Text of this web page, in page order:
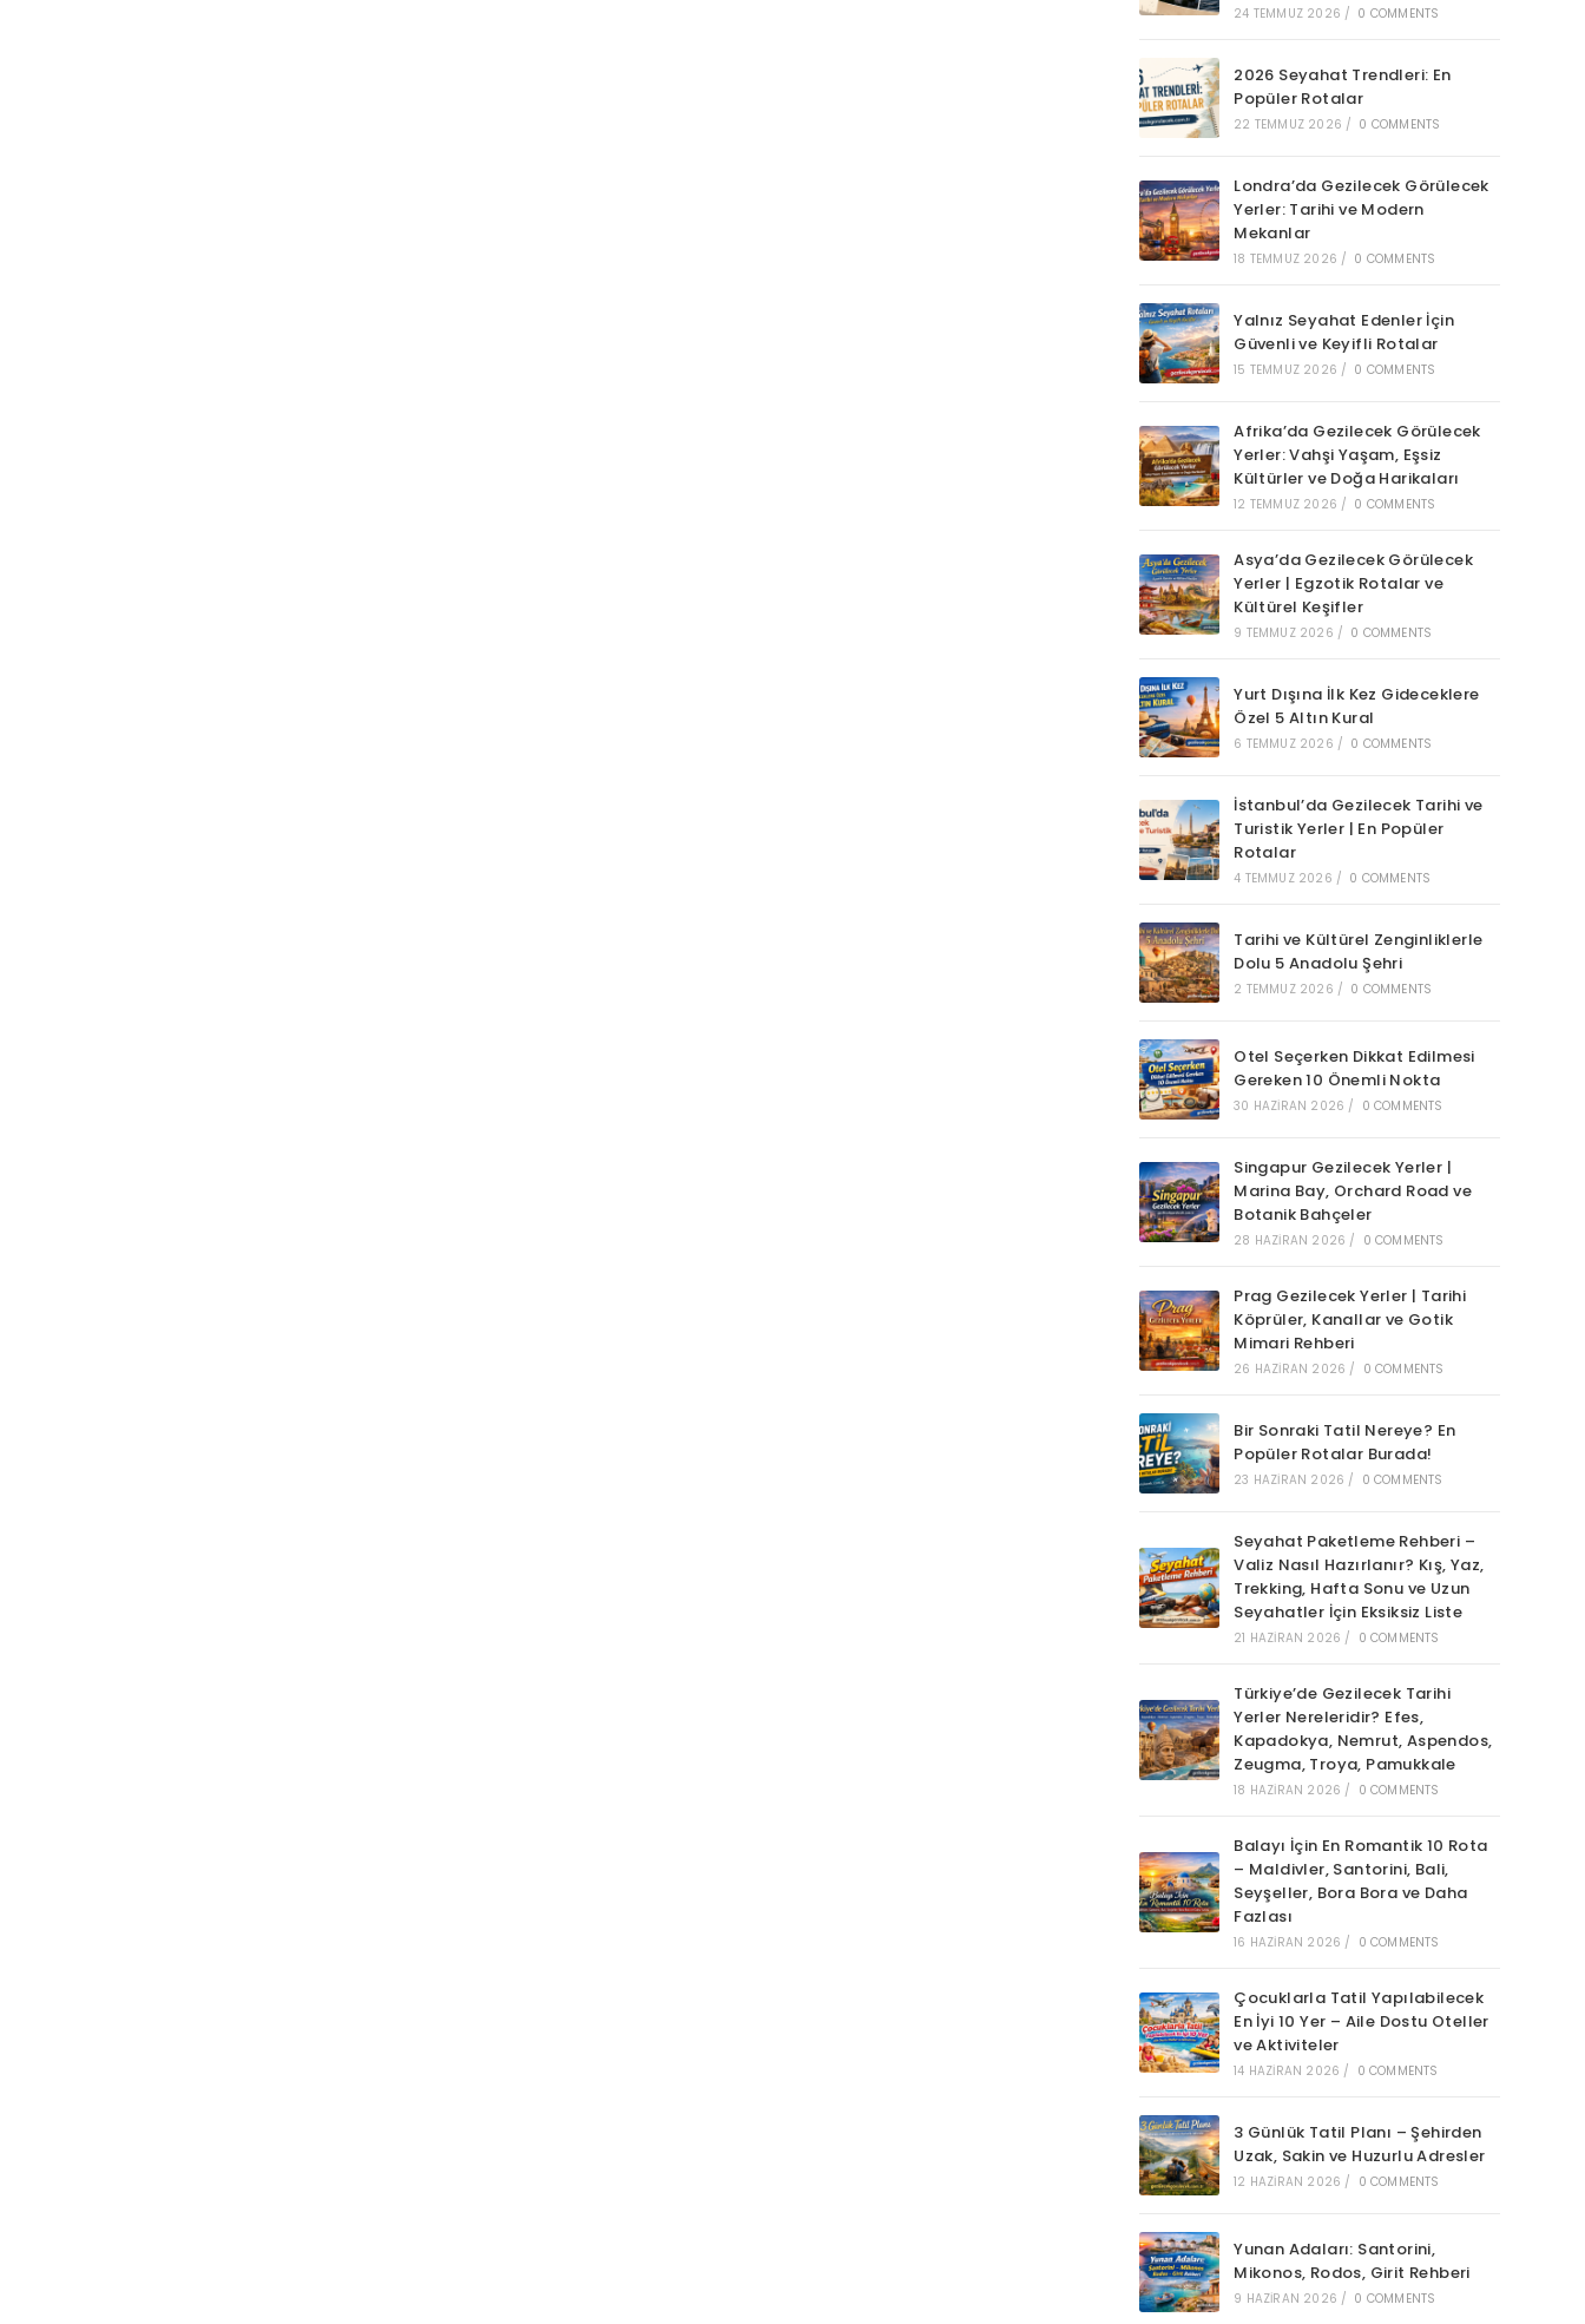
24 TEMMUZ 2026 / 0 COMMENTS
2026 Seyahat Trendleri: En
Popüler Rotalar
22 TEMMUZ 2026 / 0 COMMENTS
Londra’da Gezilecek Görülecek
Yerler: Tarihi ve Modern
Mekanlar
18 TEMMUZ 2026 / 0 COMMENTS
Yalnız Seyahat Edenler İçin
Güvenli ve Keyifli Rotalar
15 TEMMUZ 2026 / 0 COMMENTS
Afrika’da Gezilecek Görülecek
Yerler: Vahşi Yaşam, Eşsiz
Kültürler ve Doğa Harikaları
12 TEMMUZ 2026 / 0 COMMENTS
Asya’da Gezilecek Görülecek
Yerler | Egzotik Rotalar ve
Kültürel Keşifler
9 TEMMUZ 2026 / 0 COMMENTS
Yurt Dışına İlk Kez Gideceklere
Özel 5 Altın Kural
6 TEMMUZ 2026 / 0 COMMENTS
İstanbul’da Gezilecek Tarihi ve
Turistik Yerler | En Popüler
Rotalar
4 TEMMUZ 2026 / 0 COMMENTS
Tarihi ve Kültürel Zenginliklerle
Dolu 5 Anadolu Şehri
2 TEMMUZ 2026 / 0 COMMENTS
Otel Seçerken Dikkat Edilmesi
Gereken 10 Önemli Nokta
30 HAZIRAN 2026 / 0 COMMENTS
Singapur Gezilecek Yerler |
Marina Bay, Orchard Road ve
Botanik Bahçeler
28 HAZIRAN 2026 / 0 COMMENTS
Prag Gezilecek Yerler | Tarihi
Köprüler, Kanallar ve Gotik
Mimari Rehberi
26 HAZIRAN 2026 / 0 COMMENTS
Bir Sonraki Tatil Nereye? En
Popüler Rotalar Burada!
23 HAZIRAN 2026 / 0 COMMENTS
Seyahat Paketleme Rehberi –
Valiz Nasıl Hazırlanır? Kış, Yaz,
Trekking, Hafta Sonu ve Uzun
Seyahatler İçin Eksiksiz Liste
21 HAZIRAN 2026 / 0 COMMENTS
Türkiye’de Gezilecek Tarihi
Yerler Nereleridir? Efes,
Kapadokya, Nemrut, Aspendos,
Zeugma, Troya, Pamukkale
18 HAZIRAN 2026 / 0 COMMENTS
Balayı İçin En Romantik 10 Rota
– Maldivler, Santorini, Bali,
Seyşeller, Bora Bora ve Daha
Fazlası
16 HAZIRAN 2026 / 0 COMMENTS
Çocuklarla Tatil Yapılabilecek
En İyi 10 Yer – Aile Dostu Oteller
ve Aktiviteler
14 HAZIRAN 2026 / 0 COMMENTS
3 Günlük Tatil Planı – Şehirden
Uzak, Sakin ve Huzurlu Adresler
12 HAZIRAN 2026 / 0 COMMENTS
Yunan Adaları: Santorini,
Mikonos, Rodos, Girit Rehberi
9 HAZIRAN 2026 / 0 COMMENTS